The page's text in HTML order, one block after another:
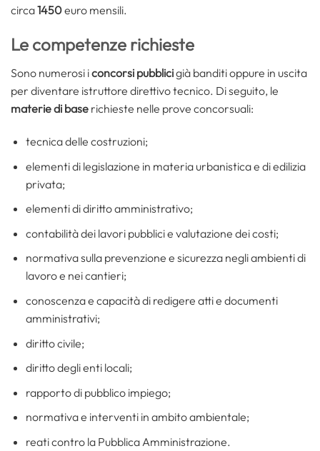
circa1450euro mensili.
Le competenze richieste
Sono numerosi iconcorsi pubblicigià banditi oppure in uscita
per diventare istruttore direttivo tecnico. Di seguito, le
materie di base richieste nelle prove concorsuali:
tecnica delle costruzioni;
elementi di legislazione in materia urbanisticae di edilizia
privata;
elementi di dirittoamministrativo;
contabilità dei lavori pubblici e valutazione dei costi;
normativa sulla prevenzione e sicurezza negli ambienti di
lavoro e nei cantieri;
conoscenza e capacità di redigere atti e documenti
amministrativi;
diritto civile;
diritto degli enti locali;
rapporto di pubblico impiego;
normativa e interventi in ambito ambientale;
reati contro la Pubblica Amministrazione.